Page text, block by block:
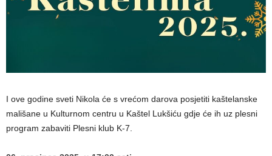
I ove godine sveti Nikola će s vrećom darova posjetiti kaštelanske
mališane u Kulturnom centru u Kaštel Lukšiću gdje će ih uz plesni
program zabaviti Plesni klub K-7.